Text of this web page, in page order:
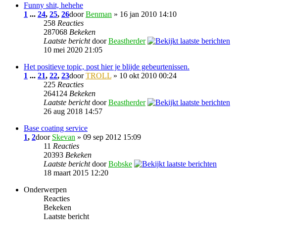
Funny shit, hehehe
1 ... 24, 25, 26doorBenman » 16 jan 2010 14:10
258 Reacties
287068 Bekeken
Laatste berichtdoorBeastherder
10 mei 2020 21:05
Het positieve topic, post hier je blijde gebeurtenissen.
1 ... 21, 22, 23doorTROLL » 10 okt 2010 00:24
225 Reacties
264124 Bekeken
Laatste berichtdoorBeastherder
26 aug 2018 14:57
Base coating service
1, 2door Skevan » 09 sep 2012 15:09
11 Reacties
20393 Bekeken
Laatste berichtdoorBobske
18 maart 2015 12:20
Onderwerpen
Reacties
Bekeken
Laatste bericht